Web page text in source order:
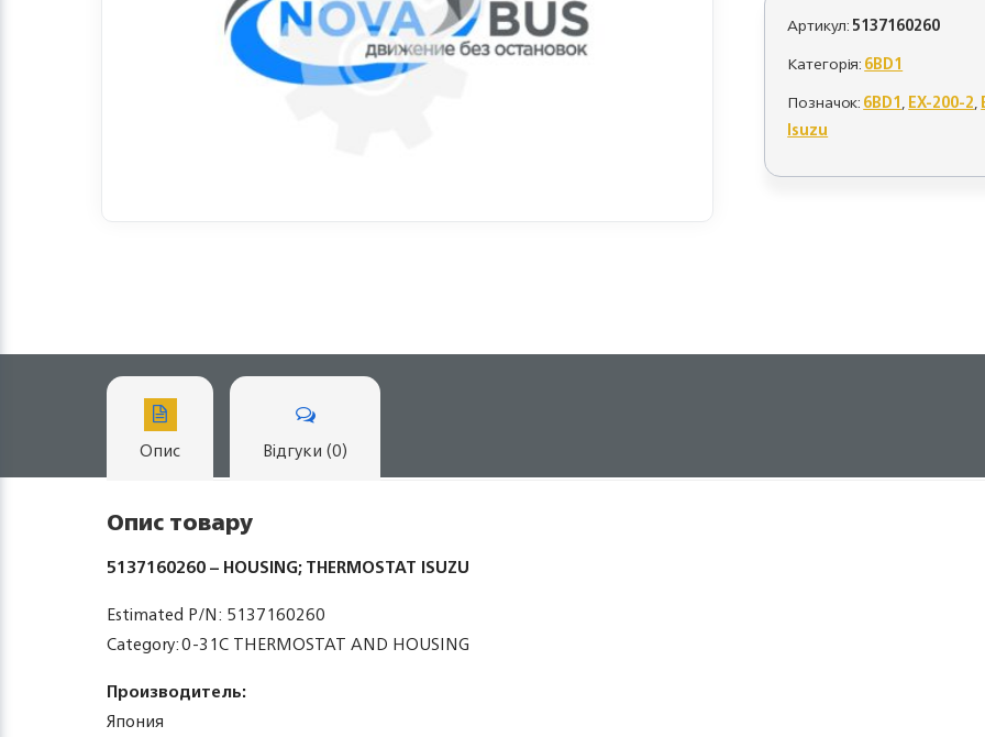
Артикул:5137160260
Категорія:6BD1
Позначок:6BD1,EX-200-2,
Isuzu
Опис Відгуки (0)
Опис товару
5137160260 – HOUSING; THERMOSTAT ISUZU
Estimated P/N: 5137160260
Category: 0-31C THERMOSTAT AND HOUSING
Производитель:
Япония